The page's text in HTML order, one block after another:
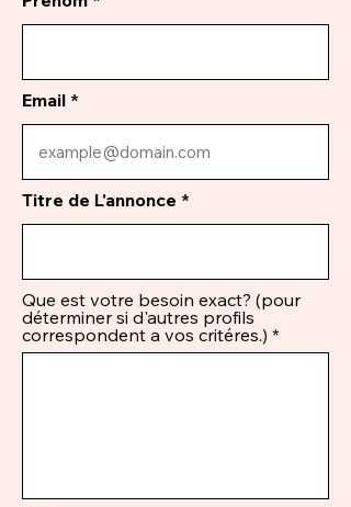
Email
Titre de L'annonce
Que est votre besoin exact? (pour
déterminer si d'autres profils
correspondent a vos critéres.)